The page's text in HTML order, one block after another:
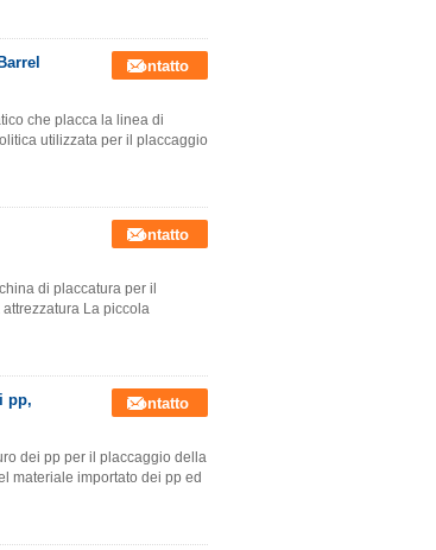
Contatto
che placca la linea di
utilizzata per il placcaggio
Contatto
di placcatura per il
La piccola
pp,
Contatto
dei pp per il placcaggio della
materiale importato dei pp ed